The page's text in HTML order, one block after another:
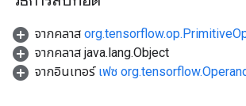
จากคลาส
จากคลาส java.lang.Object
จากอินเทอร์ เฟซ